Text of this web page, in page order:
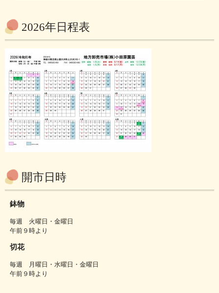
2026年日程表
開市日時
鉢物
毎週 火曜日・金曜日
午前９時より
切花
毎週 月曜日・水曜日・金曜日
午前９時より